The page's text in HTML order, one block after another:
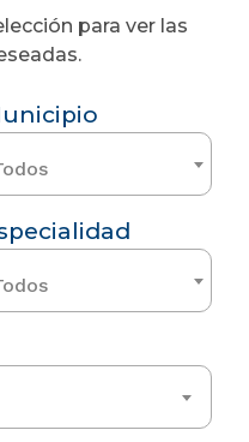
para ver las